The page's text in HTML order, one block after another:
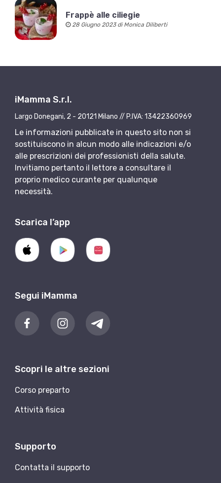
Frappè alle ciliegie
28 Giugno 2023 di Monica Diliberti
iMamma S.r.l.
Largo Donegani, 2 - 20121 Milano // P.IVA: 13422360969
Le informazioni pubblicate in questo sito non si
sostituiscono in alcun modo alle indicazioni e/o
alle prescrizioni dei professionisti della salute.
Invitiamo pertanto il lettore a consultare il
proprio medico curante per qualunque
necessità.
Scarica l’app
Segui iMamma
Scopri le altre sezioni
Corso preparto
Attività fisica
Supporto
Contatta il supporto